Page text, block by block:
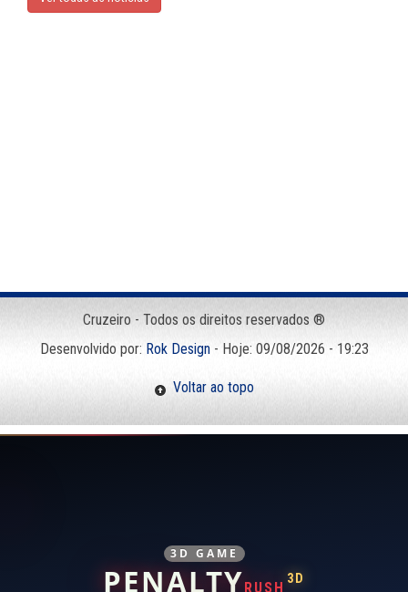
Cruzeiro - Todos os direitos reservados ®
Desenvolvido por: Rok Design- Hoje: 09/08/2026 - 19:23
Voltar ao topo
3D GAME
PENALTYRUSH
3D